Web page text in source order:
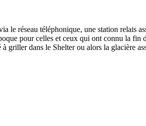
le réseau téléphonique, une station relais
pour celles et ceux qui ont connu la fin
griller dans le Shelter ou alors la glacière